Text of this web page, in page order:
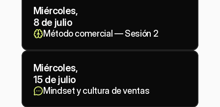
Miércoles,
8 de julio
Método comercial — Sesión 2
Miércoles,
15 de julio
Mindset y cultura de ventas